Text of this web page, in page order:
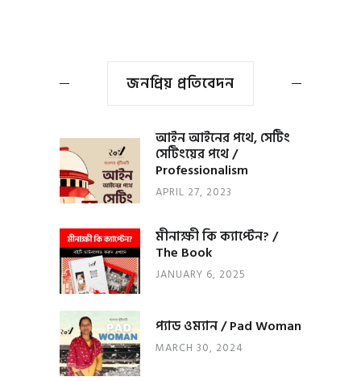
জনপ্রিয় প্রতিবেদন
আইন আইনের পথে, সেটিং
সেটিংয়ের পথে /
Professionalism
APRIL 27, 2023
মীনাক্ষী কি ক্যাপ্টেন? /
The Book
JANUARY 6, 2025
প্যাড ওম্যান / Pad Woman
MARCH 30, 2024